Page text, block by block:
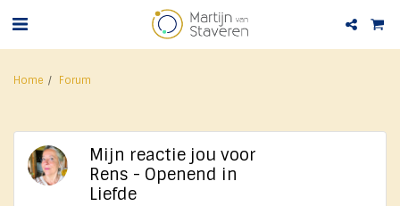
Home Forum
Mijn reactie jou voor
Rens - Openend in
Liefde